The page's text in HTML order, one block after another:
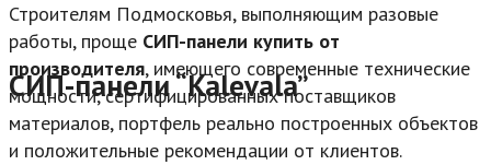
Строителям Подмосковья, выполняющим разовые
работы, проще СИП-панели купить от
производителя, имеющего современные технические
мощности, сертифицированных поставщиков
материалов, портфель реально построенных объектов
и положительные рекомендации от клиентов.
СИП-панели “Kalevala”